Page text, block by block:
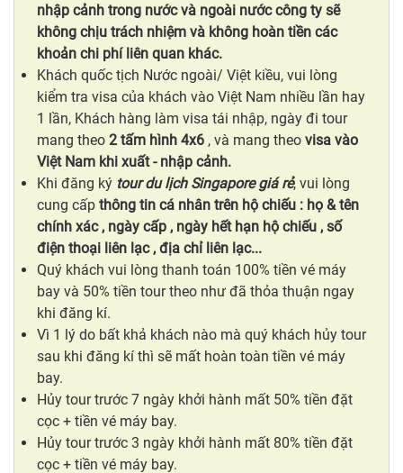
nhập cảnh trong nước và ngoài nước công ty sẽ
không chịu trách nhiệm và không hoàn tiền các
khoản chi phí liên quan khác.
Khách quốc tịch Nước ngoài/ Việt kiều, vui lòng
kiểm tra visa của khách vào Việt Nam nhiều lần hay
1 lần, Khách hàng làm visa tái nhập, ngày đi tour
mang theo 2 tấm hình 4x6 , và mang theo visa vào
Việt Nam khi xuất - nhập cảnh.
Khi đăng ký tour du lịch Singapore giá rẻ, vui lòng
cung cấp thông tin cá nhân trên hộ chiếu : họ & tên
chính xác , ngày cấp , ngày hết hạn hộ chiếu , số
điện thoại liên lạc , địa chỉ liên lạc...
Quý khách vui lòng thanh toán 100% tiền vé máy
bay và 50% tiền tour theo như đã thỏa thuận ngay
khi đăng kí.
Vì 1 lý do bất khả khách nào mà quý khách hủy tour
sau khi đăng kí thì sẽ mất hoàn toàn tiền vé máy
bay.
Hủy tour trước 7 ngày khởi hành mất 50% tiền đặt
cọc + tiền vé máy bay.
Hủy tour trước 3 ngày khởi hành mất 80% tiền đặt
cọc + tiền vé máy bay.